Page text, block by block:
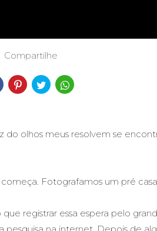
Compartilhe
olhos meus resolvem se
Fotografamos um pré
registrar essa espera pelo